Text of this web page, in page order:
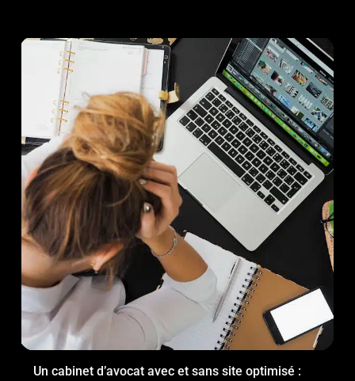
Un cabinet d’avocat avec et sans site optimisé :